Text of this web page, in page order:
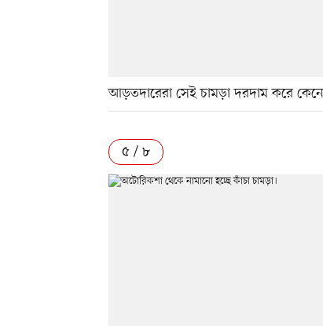
আড়তদারেরা সেই চামড়া দরদাম করে
৫ / ৮